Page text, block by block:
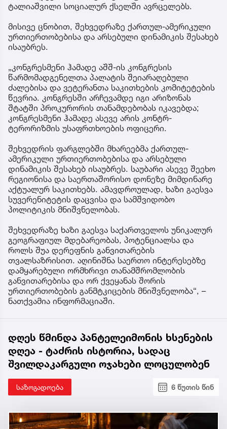
ტალიაშვილი სოციალურ ქსელში ავრცელებს.
მისივე ცნობით, შეხვედრაზე ქართულ-ამერიკული
ურთიერთობებისა და არსებული დინამიკის შესახებ
ისაუბრეს.
„კონგრესმენი ჰამადე აშშ-ის კონგრესის
წარმომადგენელთა პალატის შეიარაღებული
ძალებისა და ვეტერანთა საკითხების კომიტეტების
წევრია. კონგრესში არჩევამდე იგი არიზონას
შტატში პროკურორის თანამდებობას იკავებდა;
კონგრესმენი ჰამადე ასევე არის კონტრ-
ტერორიზმის უსაფრთხოების ოფიცერი.
შეხვედრის ფარგლებში მხარეებმა ქართულ-
ამერიკული ურთიერთობებისა და არსებული
დინამიკის შესახებ ისაუბრეს. საუბარი ასევე შეეხო
რეგიონისა და საერთაშორისო დონეზე მიმდინარე
აქტუალურ საკითხებს. ამავდროულად, ხაზი გაესვა
სუვერენიტეტის დაცვისა და სამშვიდობო
პოლიტიკის მნიშვნელობას.
შეხვედრაზე ხაზი გაესვა საქართველოს უნიკალურ
გეოგრაფიულ მდებარეობას, პოტენციალსა და
როლს შუა დერეფნის განვითარების
თვალსაზრისით. აღინიშნა საერთო ინტერესებზე
დამყარებული ორმხრივი თანამშრომლობის
განვითარებისა და ორ ქვეყანას შორის
ურთიერთობების განმტკიცების მნიშვნელობა“, –
ნათქვამია ინფორმაციაში.
დღეს წმინდა პანტელეიმონის ხსენების
დღეა - ტაძრის ისტორია, სადაც
შვილდაკარგული ოჯახები ლოცულობენ
საზოგადოება 6 წუთის წინ